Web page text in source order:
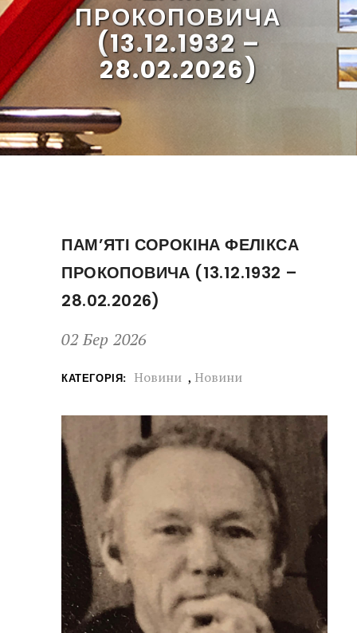
ПРОКОПОВИЧА
(13.12.1932 –
28.02.2026)
ПАМ’ЯТІ СОРОКІНА ФЕЛІКСА
ПРОКОПОВИЧА (13.12.1932 –
28.02.2026)
02 Бер 2026
КАТЕГОРІЯ: Новини , Новини